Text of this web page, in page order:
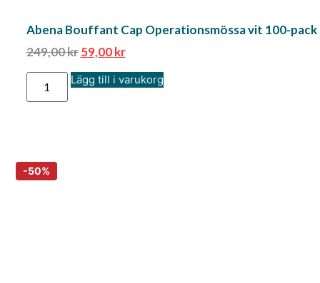
Abena Bouffant Cap Operationsmössa vit 100-pack
249,00kr 59,00kr
Lägg till i varukorg